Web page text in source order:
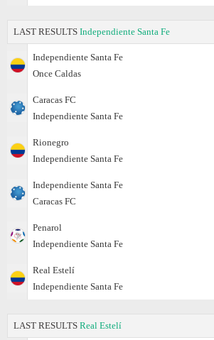
LAST RESULTS Independiente Santa Fe
Independiente Santa Fe
Once Caldas
Caracas FC
Independiente Santa Fe
Rionegro
Independiente Santa Fe
Independiente Santa Fe
Caracas FC
Penarol
Independiente Santa Fe
Real Estelí
Independiente Santa Fe
LAST RESULTS Real Estelí